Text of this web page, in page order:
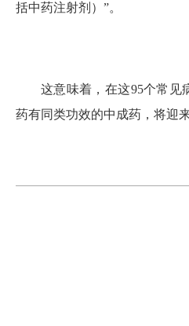
括中药注射剂）”。
这意味着，在这95个常见
药有同类功效的中成药，将迎来